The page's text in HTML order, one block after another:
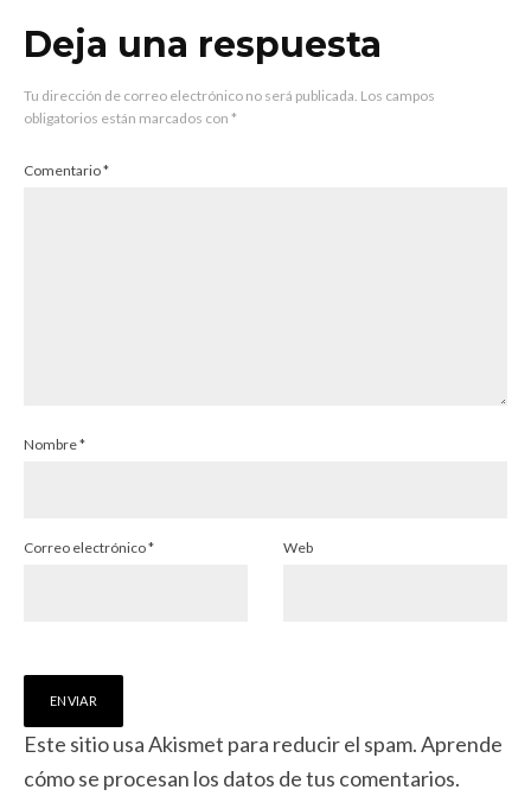
Deja una respuesta
Tu dirección de correo electrónico no será publicada. Los campos
obligatorios están marcados con *
Comentario*
Nombre*
Correo electrónico* Web
Este sitio usa Akismet para reducir el spam.Aprende
cómo se procesan los datos de tus comentarios.